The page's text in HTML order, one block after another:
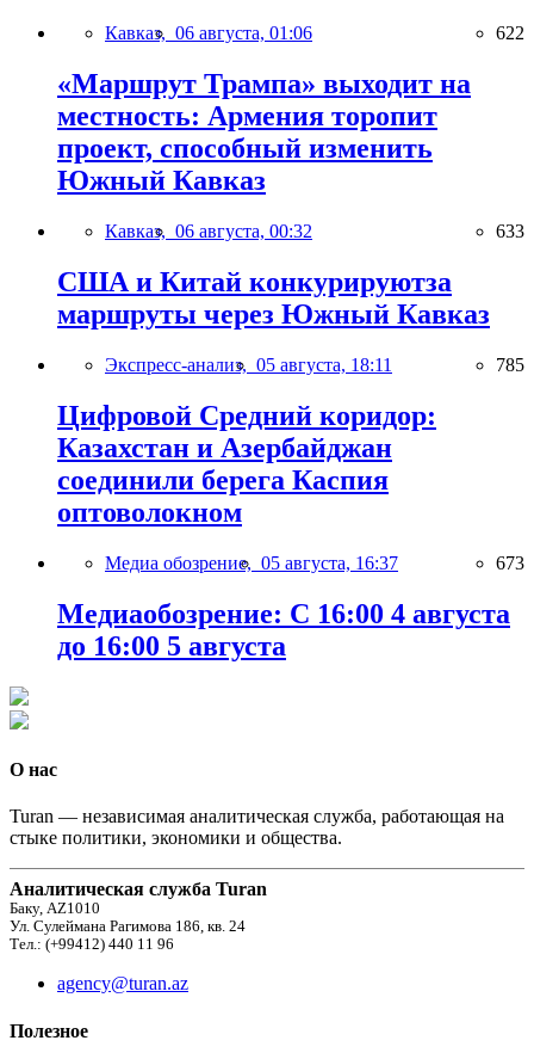
Кавказ, 06 августа, 01:06 622
«Маршрут Трампа» выходит на
местность: Армения торопит
проект, способный изменить
Южный Кавказ
Кавказ, 06 августа, 00:32 633
США и Китай конкурируютза
маршруты через Южный Кавказ
Экспресс-анализ, 05 августа, 18:11 785
Цифровой Средний коридор:
Казахстан и Азербайджан
соединили берега Каспия
оптоволокном
Медиа обозрение, 05 августа, 16:37 673
Медиаобозрение: С 16:00 4 августа
до 16:00 5 августа
О нас
Turan — независимая аналитическая служба, работающая на
стыке политики, экономики и общества.
Аналитическая служба Turan
Баку, AZ1010
Ул. Сулеймана Рагимова 186, кв. 24
Тел.: (+99412) 440 11 96
agency@turan.az
Полезное